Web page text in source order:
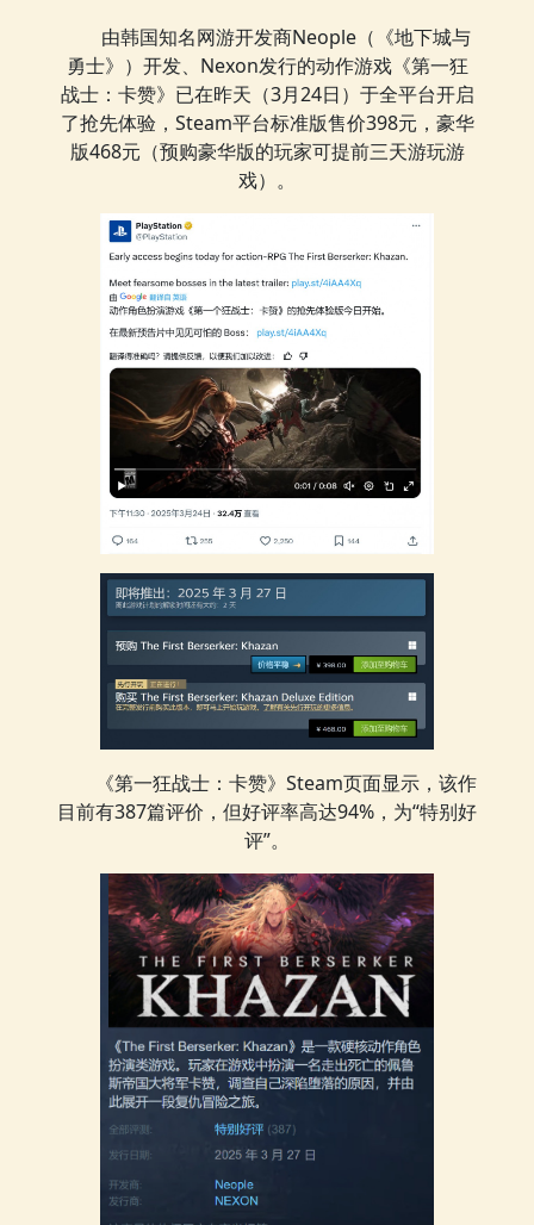
由韩国知名网游开发商Neople（《地下城与
勇士》）开发、Nexon发行的动作游戏《第一狂
战士：卡赞》已在昨天（3月24日）于全平台开启
了抢先体验，Steam平台标准版售价398元，豪华
版468元（预购豪华版的玩家可提前三天游玩游
戏）。
《第一狂战士：卡赞》Steam页面显示，该作
目前有387篇评价，但好评率高达94%，为“特别好
评”。